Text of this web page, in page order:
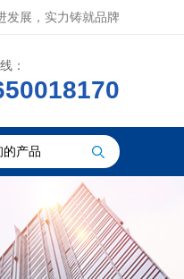
发展，实力铸就品牌
：